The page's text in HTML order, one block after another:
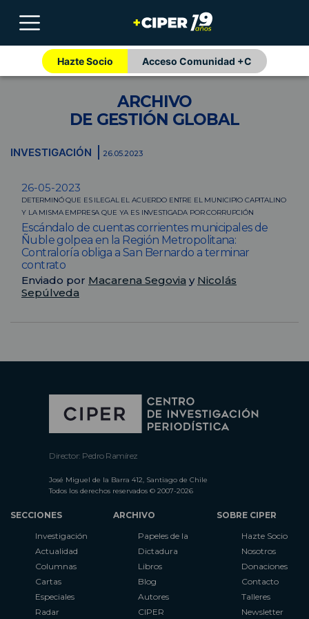
Hazte Socio Acceso Comunidad +C
ARCHIVO
DE GESTIÓN GLOBAL
INVESTIGACIÓN 26.05.2023
26-05-2023
DETERMINÓ QUE ES ILEGAL EL ACUERDO ENTRE EL MUNICIPIO CAPITALINO
Y LA MISMA EMPRESA QUE YA ES INVESTIGADA POR CORRUPCIÓN
Escándalo de cuentas corrientes municipales de
Ñuble golpea en la Región Metropolitana:
Contraloría obliga a San Bernardo a terminar
contrato
Enviado por Macarena Segovia y Nicolás
Sepúlveda
Director: Pedro Ramírez
José Miguel de la Barra 412, Santiago de Chile
Todos los derechos reservados © 2007-2026
SECCIONES
Investigación
Actualidad
Columnas
Cartas
Especiales
Radar
ARCHIVO
Papeles de la
Dictadura
Libros
Blog
Autores
CIPER
SOBRE CIPER
Hazte Socio
Nosotros
Donaciones
Contacto
Talleres
Newsletter